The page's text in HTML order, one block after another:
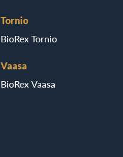
Tornio
BioRex Tornio
Vaasa
BioRex Vaasa